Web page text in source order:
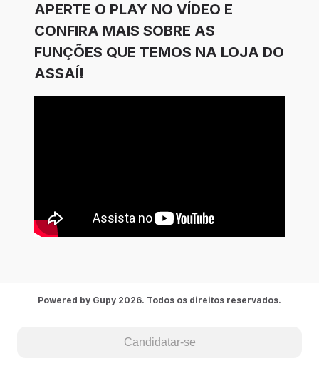
APERTE O PLAY NO VÍDEO E
CONFIRA MAIS SOBRE AS
FUNÇÕES QUE TEMOS NA LOJA DO
ASSAÍ!
Candidatar-se
Powered by Gupy 2026. Todos os direitos reservados.